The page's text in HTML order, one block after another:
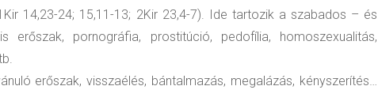
14,23-24; 15,11-13; 2Kir 23,4-7). Ide tartozik a szabados – és
erőszak, pornográfia, prostitúció, pedofília, homoszexualitás,
erőszak, visszaélés, bántalmazás, megalázás, kényszerítés…